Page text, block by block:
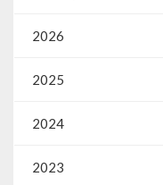
2026
2025
2024
2023